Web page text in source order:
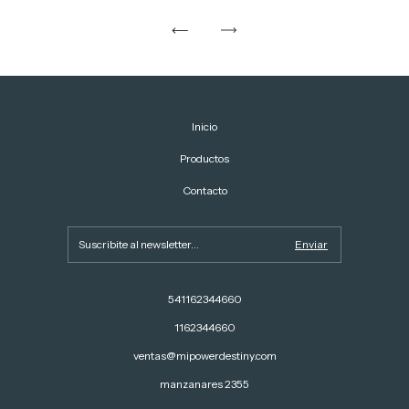
Inicio
Productos
Contacto
541162344660
1162344660
ventas@mipowerdestiny.com
manzanares 2355